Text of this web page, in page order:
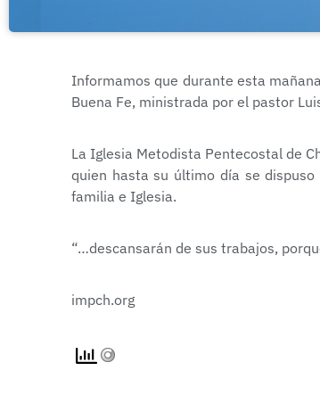
Informamos que durante esta
Buena Fe, ministrada por el pastor
La Iglesia Metodista Pentecostal de
quien hasta su último día se
familia e Iglesia.
“…descansarán de sus trabajos,
impch.org